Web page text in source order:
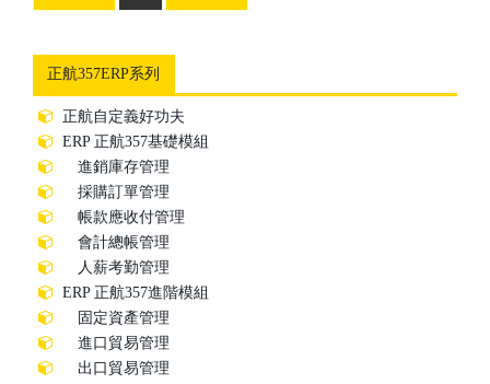
正航357ERP系列
正航自定義好功夫
ERP 正航357基礎模組
進銷庫存管理
採購訂單管理
帳款應收付管理
會計總帳管理
人薪考勤管理
ERP 正航357進階模組
固定資產管理
進口貿易管理
出口貿易管理